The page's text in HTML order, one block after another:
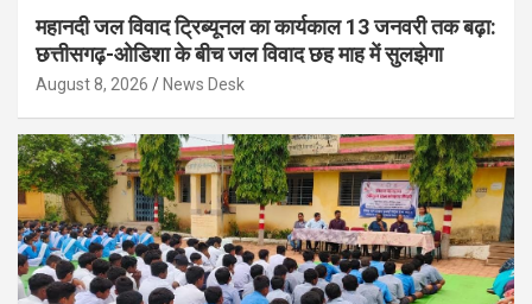
महानदी जल विवाद ट्रिब्यूनल का कार्यकाल 13 जनवरी तक बढ़ा:
छत्तीसगढ़-ओडिशा के बीच जल विवाद छह माह में सुलझेगा
August 8, 2026 News Desk